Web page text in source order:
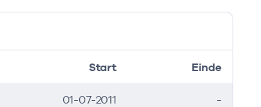
Start Einde
01-07-2011 -